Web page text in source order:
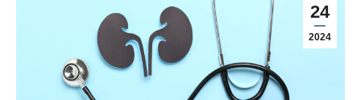
24
2024